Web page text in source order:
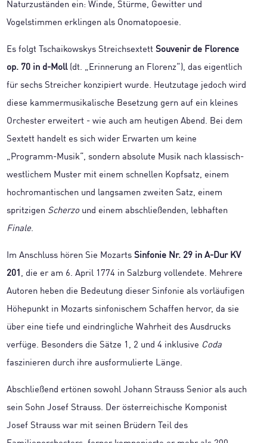
Naturzuständen ein: Winde, Stürme, Gewitter und
Vogelstimmen erklingen als Onomatopoesie.
Es folgt Tschaikowskys StreichsextettSouvenir de Florence
op. 70 in d-Moll(dt. „Erinnerung an Florenz“), das eigentlich
für sechs Streicher konzipiert wurde. Heutzutage jedoch wird
diese kammermusikalische Besetzung gern auf ein kleines
Orchester erweitert - wie auch am heutigen Abend. Bei dem
Sextett handelt es sich wider Erwarten um keine
„Programm-Musik“, sondern absolute Musik nach klassisch-
westlichem Muster mit einem schnellen Kopfsatz, einem
hochromantischen und langsamen zweiten Satz, einem
spritzigen Scherzo und einem abschließenden, lebhaften
Finale.
Im Anschluss hören Sie MozartsSinfonie Nr. 29 in A-Dur KV
201 , die er am 6. April 1774 in Salzburg vollendete. Mehrere
Autoren heben die Bedeutung dieser Sinfonie als vorläufigen
Höhepunkt in Mozarts sinfonischem Schaffen hervor, da sie
über eine tiefe und eindringliche Wahrheit des Ausdrucks
verfüge. Besonders die Sätze 1, 2 und 4 inklusive Coda
faszinieren durch ihre ausformulierte Länge.
Abschließend ertönen sowohl Johann Strauss Senior als auch
sein Sohn Josef Strauss. Der österreichische Komponist
Josef Strauss war mit seinen Brüdern Teil des